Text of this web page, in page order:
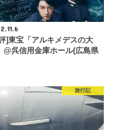
]東宝「アルキメデスの大
@呉信用金庫ホール(広島県
旅行記